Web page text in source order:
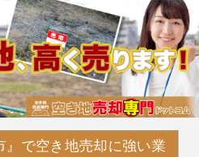
』で空き地売却に強い業